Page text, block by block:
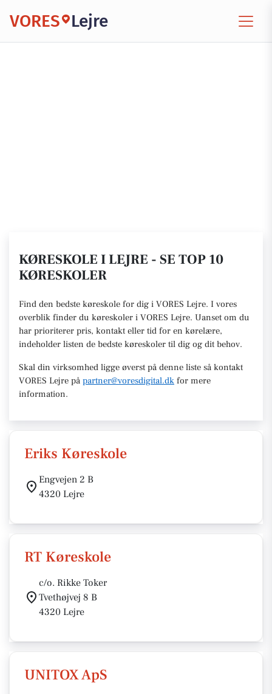
VORES Lejre
KØRESKOLE I LEJRE - SE TOP 10
KØRESKOLER
Find den bedste køreskole for dig i VORES Lejre. I vores
overblik finder du køreskoler i VORES Lejre. Uanset om du
har prioriterer pris, kontakt eller tid for en kørelære,
indeholder listen de bedste køreskoler til dig og dit behov.
Skal din virksomhed ligge øverst på denne liste så kontakt
VORES Lejre på partner@voresdigital.dk for mere
information.
Eriks Køreskole
Engvejen 2 B
4320 Lejre
RT Køreskole
c/o. Rikke Toker
Tvethøjvej 8 B
4320 Lejre
UNITOX ApS